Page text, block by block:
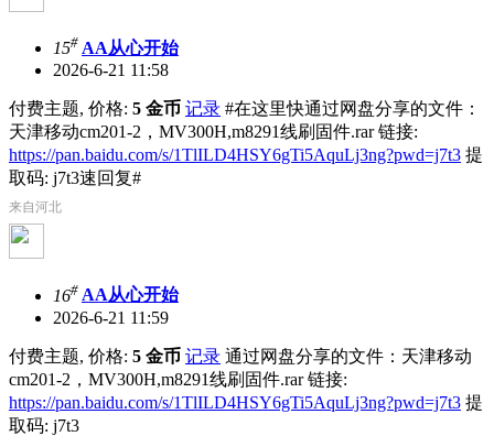
15# AA从心开始
2026-6-21 11:58
付费主题, 价格: 5 金币 记录 #在这里快通过网盘分享的文件：
天津移动cm201-2，MV300H,m8291线刷固件.rar 链接:
https://pan.baidu.com/s/1TlILD4HSY6gTi5AquLj3ng?pwd=j7t3 提
取码: j7t3速回复#
来自河北
16# AA从心开始
2026-6-21 11:59
付费主题, 价格: 5 金币 记录 通过网盘分享的文件：天津移动
cm201-2，MV300H,m8291线刷固件.rar 链接:
https://pan.baidu.com/s/1TlILD4HSY6gTi5AquLj3ng?pwd=j7t3 提
取码: j7t3